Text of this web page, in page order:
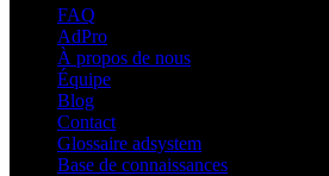
FAQ
AdPro
À propos de nous
Équipe
Blog
Contact
Glossaire adsystem
Base de connaissances